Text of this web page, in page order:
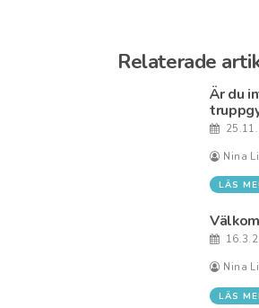
Relaterade
Är du
Nina
LÄS
Nina
LÄS